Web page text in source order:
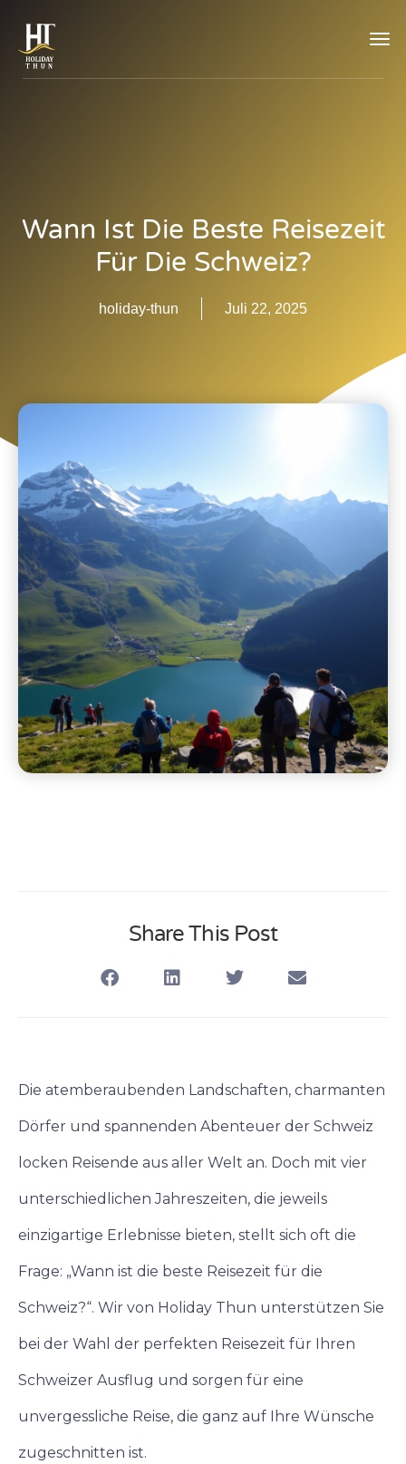
Wann Ist Die Beste Reisezeit
Für Die Schweiz?
holiday-thun Juli 22, 2025
Share This Post
Die atemberaubenden Landschaften, charmanten
Dörfer und spannenden Abenteuer der Schweiz
locken Reisende aus aller Welt an. Doch mit vier
unterschiedlichen Jahreszeiten, die jeweils
einzigartige Erlebnisse bieten, stellt sich oft die
Frage: „Wann ist die beste Reisezeit für die
Schweiz?“. Wir von Holiday Thun unterstützen Sie
bei der Wahl der perfekten Reisezeit für Ihren
Schweizer Ausflug und sorgen für eine
unvergessliche Reise, die ganz auf Ihre Wünsche
zugeschnitten ist.